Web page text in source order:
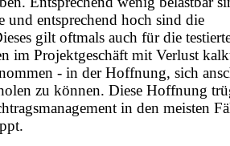
und entsprechend hoch sind die
gilt oftmals auch für die
im Projektgeschäft mit Verlust
- in der Hoffnung, sich
zu können. Diese Hoffnung
in den meisten